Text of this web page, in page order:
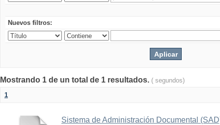
Nuevos filtros:
Mostrando 1 de un total de 1 resultados. ( segundos)
1
Sistema de Administración Documental